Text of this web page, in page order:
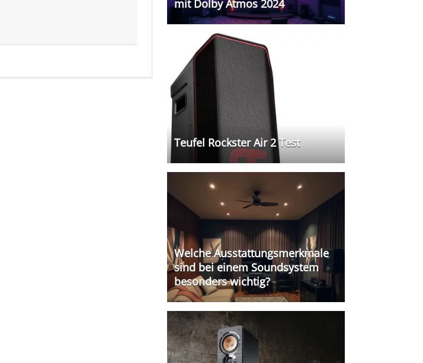
mit Dolby Atmos 2024
Teufel Rockster Air 2 Test
Welche Ausstattungsmerkmale
sind bei einem Soundsystem
besonders wichtig?